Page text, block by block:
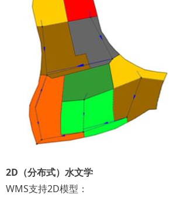
2D（分布式）水文学
WMS支持2D模型：